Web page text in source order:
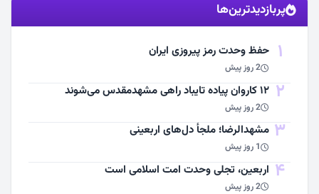
مشاهده اخبار
پربازدیدترین‌ها
1 حفظ وحدت رمز پیروزی ایران
2 روز پیش
2 ۱۲ کاروان پیاده تایباد راهی مشهدمقدس می‌شوند
2 روز پیش
3 مشهد‌الرضا؛ ملجأ دل‌های اربعینی
1 روز پیش
4 اربعین، تجلی وحدت امت اسلامی است
2 روز پیش